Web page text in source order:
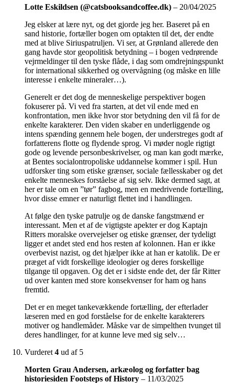
Lotte Eskildsen (@catsbooksandcoffee.dk) – 20/04/2025
Jeg elsker at lære nyt, og det gjorde jeg her. Baseret på en
sand historie, fortæller bogen om optakten til det, der endte
med at blive Siriuspatruljen. Vi ser, at Grønland allerede den
gang havde stor geopolitisk betydning – i bogen vedrørende
vejrmeldinger til den tyske flåde, i dag som omdrejningspunkt
for international sikkerhed og overvågning (og måske en lille
interesse i enkelte mineraler…).
Generelt er det dog de menneskelige perspektiver bogen
fokuserer på. Vi ved fra starten, at det vil ende med en
konfrontation, men ikke hvor stor betydning den vil få for de
enkelte karakterer. Den viden skaber en underliggende og
intens spænding gennem hele bogen, der understreges godt af
forfatterens flotte og flydende sprog. Vi møder nogle rigtigt
gode og levende personbeskrivelser, og man kan godt mærke,
at Bentes socialontropoliske uddannelse kommer i spil. Hun
udforsker ting som etiske grænser, sociale fællesskaber og det
enkelte menneskes forståelse af sig selv. Ikke dermed sagt, at
her er tale om en ”tør” fagbog, men en medrivende fortælling,
hvor disse emner er naturligt flettet ind i handlingen.
At følge den tyske patrulje og de danske fangstmænd er
interessant. Men et af de vigtigste apekter er dog Kaptajn
Ritters moralske overvejelser og etiske grænser, der tydeligt
ligger et andet sted end hos resten af kolonnen. Han er ikke
overbevist nazist, og det hjælper ikke at han er katolik. De er
præget af vidt forskellige ideologier og deres forskellige
tilgange til opgaven. Og det er i sidste ende det, der får Ritter
ud over kanten med store konsekvenser for ham og hans
fremtid.
Det er en meget tankevækkende fortælling, der efterlader
læseren med en god forståelse for de enkelte karakterers
motiver og handlemåder. Måske var de simpelthen tvunget til
deres handlinger, for at kunne leve med sig selv…
Vurderet 4 ud af 5
Morten Grau Andersen, arkæolog og forfatter bag
historiesiden Footsteps of History – 11/03/2025